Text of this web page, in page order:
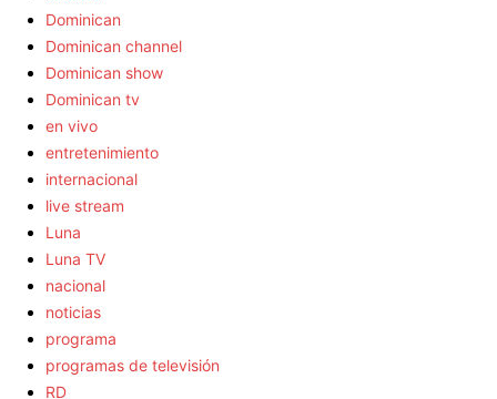
Dominican
Dominican channel
Dominican show
Dominican tv
en vivo
entretenimiento
internacional
live stream
Luna
Luna TV
nacional
noticias
programa
programas de televisión
RD